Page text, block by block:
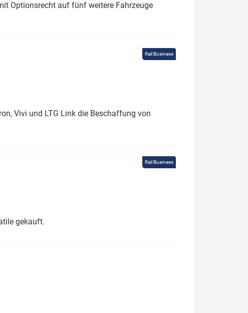
Optionsrecht auf fünf weitere Fahrzeuge
Rail Business
Vivi und LTG Link die Beschaffung von
Rail Business
gekauft.